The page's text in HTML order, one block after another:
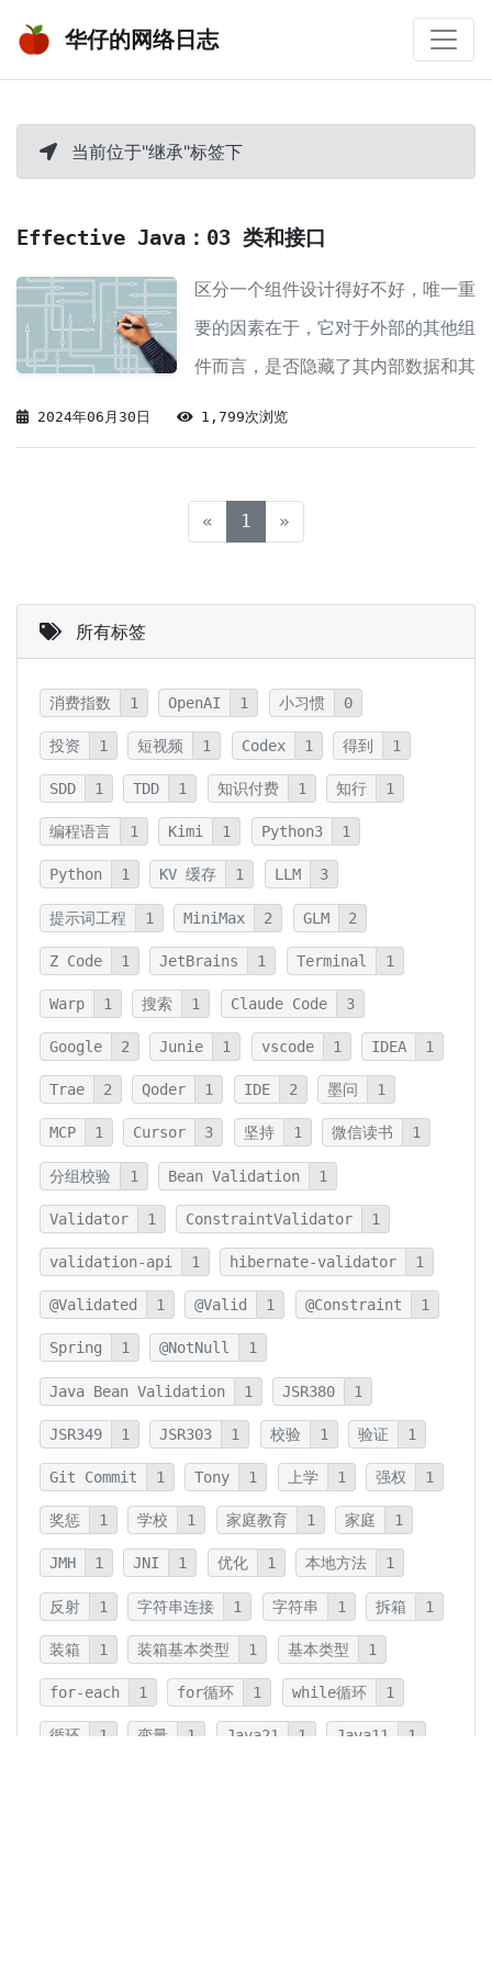
华仔的网络日志
当前位于"继承"标签下
Effective Java：03 类和接口
区分一个组件设计得好不好，唯一重
要的因素在于，它对于外部的其他组
件而言，是否隐藏了其内部数据和其
他实现细节。
2024年06月30日 1,799次浏览
« 1 (current)
»
所有标签
消费指数 1 OpenAI 1 小习惯 0
投资 1 短视频 1 Codex 1 得到 1
SDD 1 TDD 1 知识付费 1 知行 1
编程语言 1 Kimi 1 Python3 1
Python 1 KV 缓存 1 LLM 3
提示词工程 1 MiniMax 2 GLM 2
Z Code 1 JetBrains 1 Terminal 1
Warp 1 搜索 1 Claude Code 3
Google 2 Junie 1 vscode 1 IDEA 1
Trae 2 Qoder 1 IDE 2 墨问 1
MCP 1 Cursor 3 坚持 1 微信读书 1
分组校验 1 Bean Validation 1
Validator 1 ConstraintValidator 1
validation-api 1 hibernate-validator 1
@Validated 1 @Valid 1 @Constraint 1
Spring 1 @NotNull 1
Java Bean Validation 1 JSR380 1
JSR349 1 JSR303 1 校验 1 验证 1
Git Commit 1 Tony 1 上学 1 强权 1
奖惩 1 学校 1 家庭教育 1 家庭 1
JMH 1 JNI 1 优化 1 本地方法 1
反射 1 字符串连接 1 字符串 1 拆箱 1
装箱 1 装箱基本类型 1 基本类型 1
for-each 1 for循环 1 while循环 1
循环 1 变量 1 Java21 1 Java11 1